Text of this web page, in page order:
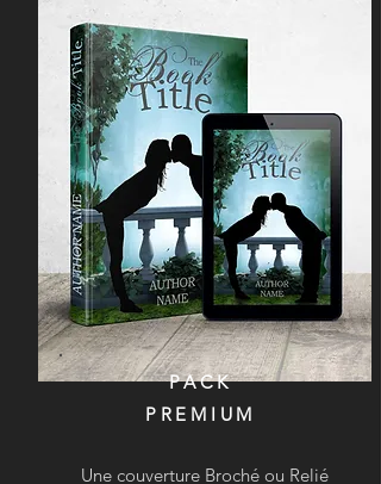
PACK
PREMIUM
Une couverture Broché ou Relié